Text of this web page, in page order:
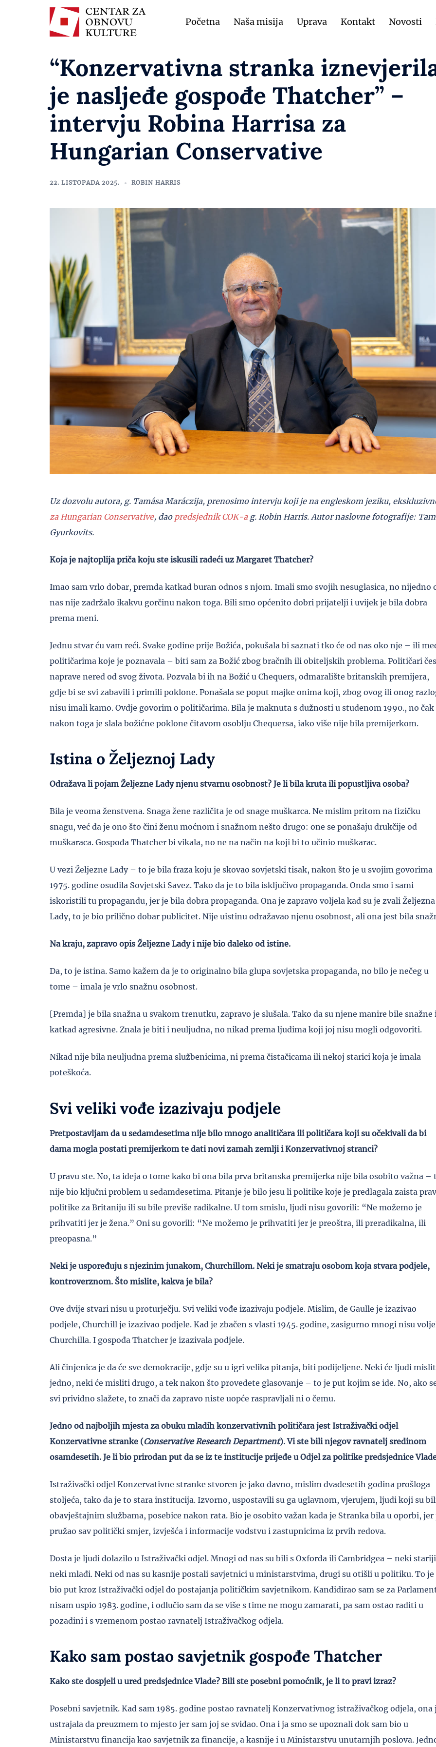
Početna Naša misija Uprava Kontakt Novosti
“Konzervativna stranka
je nasljeđe gospođe Thatcher” –
intervju Robina Harrisa za
Hungarian Conservative
22. LISTOPADA 2025. ROBIN HARRIS
Uz dozvolu autora, g. Tamása Maráczija, prenosimo intervju koji je na engleskom jeziku,
za Hungarian Conservative, dao predsjednik COK-ag. Robin Harris. Autor naslovne fotografije:
Gyurkovits.
Koja je najtoplija priča koju ste iskusili radeći uz Margaret Thatcher?
Imao sam vrlo dobar, premda katkad buran odnos s njom. Imali smo svojih nesuglasica, no nijedno
nas nije zadržalo ikakvu gorčinu nakon toga. Bili smo općenito dobri prijatelji i uvijek je bila dobra
prema meni.
Jednu stvar ću vam reći. Svake godine prije Božića, pokušala bi saznati tko će od nas oko nje – ili
političarima koje je poznavala – biti sam za Božić zbog bračnih ili obiteljskih problema. Političari
naprave nered od svog života. Pozvala bi ih na Božić u Chequers, odmaralište britanskih premijera,
gdje bi se svi zabavili i primili poklone. Ponašala se poput majke onima koji, zbog ovog ili onog
nisu imali kamo. Ovdje govorim o političarima. Bila je maknuta s dužnosti u studenom 1990., no čak
nakon toga je slala božićne poklone čitavom osoblju Chequersa, iako više nije bila premijerkom.
Istina o Željeznoj Lady
Odražava li pojam Željezne Lady njenu stvarnu osobnost? Je li bila kruta ili popustljiva osoba?
Bila je veoma ženstvena. Snaga žene različita je od snage muškarca. Ne mislim pritom na fizičku
snagu, već da je ono što čini ženu moćnom i snažnom nešto drugo: one se ponašaju drukčije od
muškaraca. Gospođa Thatcher bi vikala, no ne na način na koji bi to učinio muškarac.
U vezi Željezne Lady – to je bila fraza koju je skovao sovjetski tisak, nakon što je u svojim govorima
1975. godine osudila Sovjetski Savez. Tako da je to bila isključivo propaganda. Onda smo i sami
iskoristili tu propagandu, jer je bila dobra propaganda. Ona je zapravo voljela kad su je zvali Željezna
Lady, to je bio prilično dobar publicitet. Nije uistinu odražavao njenu osobnost, ali ona jest bila
Na kraju, zapravo opis Željezne Lady i nije bio daleko od istine.
Da, to je istina. Samo kažem da je to originalno bila glupa sovjetska propaganda, no bilo je nečeg u
tome – imala je vrlo snažnu osobnost.
[Premda] je bila snažna u svakom trenutku, zapravo je slušala. Tako da su njene manire bile snažne
katkad agresivne. Znala je biti i neuljudna, no nikad prema ljudima koji joj nisu mogli odgovoriti.
Nikad nije bila neuljudna prema službenicima, ni prema čistačicama ili nekoj starici koja je imala
poteškoća.
Svi veliki vođe izazivaju podjele
Pretpostavljam da u sedamdesetima nije bilo mnogo analitičara ili političara koji su očekivali da bi
dama mogla postati premijerkom te dati novi zamah zemlji i Konzervativnoj stranci?
U pravu ste. No, ta ideja o tome kako bi ona bila prva britanska premijerka nije bila osobito važna –
nije bio ključni problem u sedamdesetima. Pitanje je bilo jesu li politike koje je predlagala zaista
politike za Britaniju ili su bile previše radikalne. U tom smislu, ljudi nisu govorili: “Ne možemo je
prihvatiti jer je žena.” Oni su govorili: “Ne možemo je prihvatiti jer je preoštra, ili preradikalna, ili
preopasna.”
Neki je uspoređuju s njezinim junakom, Churchillom. Neki je smatraju osobom koja stvara podjele,
kontroverznom. Što mislite, kakva je bila?
Ove dvije stvari nisu u proturječju. Svi veliki vođe izazivaju podjele. Mislim, de Gaulle je izazivao
podjele, Churchill je izazivao podjele. Kad je zbačen s vlasti 1945. godine, zasigurno mnogi nisu
Churchilla. I gospođa Thatcher je izazivala podjele.
Ali činjenica je da će sve demokracije, gdje su u igri velika pitanja, biti podijeljene. Neki će ljudi
jedno, neki će misliti drugo, a tek nakon što provedete glasovanje – to je put kojim se ide. No, ako
svi prividno slažete, to znači da zapravo niste uopće raspravljali ni o čemu.
Jedno od najboljih mjesta za obuku mladih konzervativnih političara jest Istraživački odjel
Konzervativne stranke (Conservative Research Department). Vi ste bili njegov ravnatelj sredinom
osamdesetih. Je li bio prirodan put da se iz te institucije prijeđe u Odjel za politike predsjednice
Istraživački odjel Konzervativne stranke stvoren je jako davno, mislim dvadesetih godina prošloga
stoljeća, tako da je to stara institucija. Izvorno, uspostavili su ga uglavnom, vjerujem, ljudi koji su
obavještajnim službama, posebice nakon rata. Bio je osobito važan kada je Stranka bila u oporbi, jer
pružao sav politički smjer, izvješća i informacije vodstvu i zastupnicima iz prvih redova.
Dosta je ljudi dolazilo u Istraživački odjel. Mnogi od nas su bili s Oxforda ili Cambridgea – neki
neki mlađi. Neki od nas su kasnije postali savjetnici u ministarstvima, drugi su otišli u politiku. To je
bio put kroz Istraživački odjel do postajanja političkim savjetnikom. Kandidirao sam se za
nisam uspio 1983. godine, i odlučio sam da se više s time ne mogu zamarati, pa sam ostao raditi u
pozadini i s vremenom postao ravnatelj Istraživačkog odjela.
Kako sam postao savjetnik gospođe Thatcher
Kako ste dospjeli u ured predsjednice Vlade? Bili ste posebni pomoćnik, je li to pravi izraz?
Posebni savjetnik. Kad sam 1985. godine postao ravnatelj Konzervativnog istraživačkog odjela, ona
ustrajala da preuzmem to mjesto jer sam joj se sviđao. Ona i ja smo se upoznali dok sam bio u
Ministarstvu financija kao savjetnik za financije, a kasnije i u Ministarstvu unutarnjih poslova.